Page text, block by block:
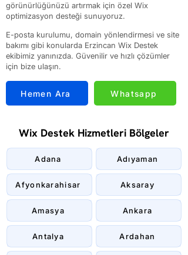
görünürlüğünüzü artırmak için özel Wix
optimizasyon desteği sunuyoruz.
E-posta kurulumu, domain yönlendirmesi ve site
bakımı gibi konularda Erzincan Wix Destek
ekibimiz yanınızda. Güvenilir ve hızlı çözümler
için bize ulaşın.
Hemen Ara Whatsapp
Wix Destek Hizmetleri Bölgeler
Adana
Afyonkarahisar
Amasya
Antalya
Adıyaman
Aksaray
Ankara
Ardahan